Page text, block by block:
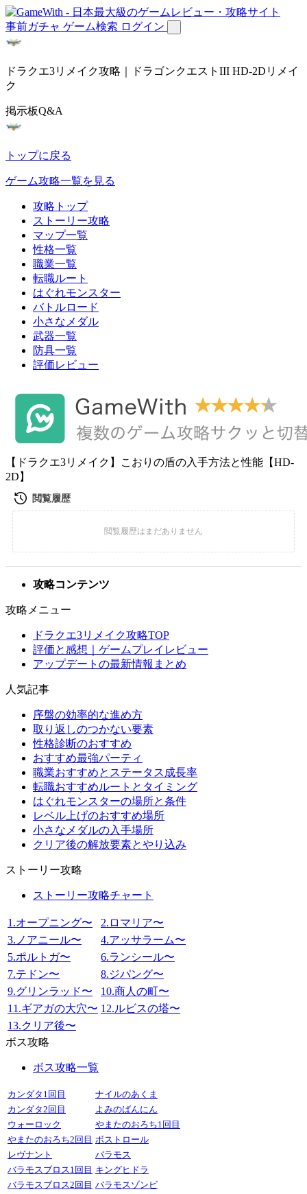
事前ガチャ ゲーム検索 ログイン
ドラクエ3リメイク攻略｜ドラゴンクエストIII HD-2Dリメイ
ク
掲示板Q&A
トップに戻る
ゲーム攻略一覧を見る
攻略トップ
ストーリー攻略
マップ一覧
性格一覧
職業一覧
転職ルート
はぐれモンスター
バトルロード
小さなメダル
武器一覧
防具一覧
評価レビュー
【ドラクエ3リメイク】こおりの盾の入手方法と性能【HD-
2D】
攻略コンテンツ
攻略メニュー
ドラクエ3リメイク攻略TOP
評価と感想｜ゲームプレイレビュー
アップデートの最新情報まとめ
人気記事
序盤の効率的な進め方
取り返しのつかない要素
性格診断のおすすめ
おすすめ最強パーティ
職業おすすめとステータス成長率
転職おすすめルートとタイミング
はぐれモンスターの場所と条件
レベル上げのおすすめ場所
小さなメダルの入手場所
クリア後の解放要素とやり込み
ストーリー攻略
ストーリー攻略チャート
1.オープニング〜
2.ロマリア〜
3.ノアニール〜
4.アッサラーム〜
5.ポルトガ〜
6.ランシール〜
7.テドン〜
8.ジパング〜
9.グリンラッド〜
10.商人の町〜
11.ギアガの大穴〜 12.ルビスの塔〜
13.クリア後〜
ボス攻略
ボス攻略一覧
カンダタ1回目
ナイルのあくま
カンダタ2回目
よみのばんにん
ウォーロック
やまたのおろち1回目
やまたのおろち2回目 ボストロール
レヴナント
バラモス
バラモスブロス1回目 キングヒドラ
バラモスブロス2回目 バラモスゾンビ